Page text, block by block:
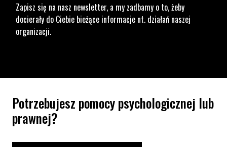
Zapisz się na nasz newsletter, a my zadbamy o to, żeby
docierały do Ciebie bieżące informacje nt. działań naszej
organizacji.
Potrzebujesz pomocy psychologicznej lub
prawnej?